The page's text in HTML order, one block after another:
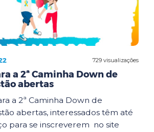
729 visualizações
a 2ª Caminha Down de
abertas
a 2ª Caminha Down de
abertas, interessados têm até
para se inscreverem no site